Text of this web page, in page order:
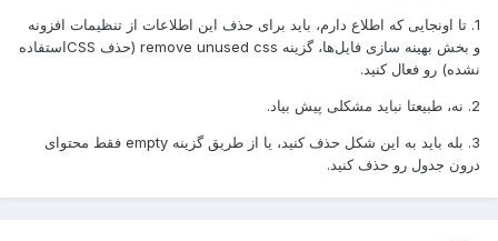
1. تا اونجایی که اطلاع دارم، باید برای حذف این اطلاعات از تنظیمات افزونه
و بخش بهینه سازی فایل‌ها، گزینه remove unused css (حذف CSSاستفاده
نشده) رو فعال کنید.
2. نه، طبیعتا نباید مشکلی پیش بیاد.
3. بله باید به این شکل حذف کنید، یا از طریق گزینه empty فقط محتوای
درون جدول رو حذف کنید.